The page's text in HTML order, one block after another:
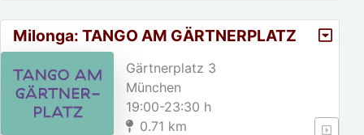
Milonga: TANGO AM GÄRTNERPLATZ
Gärtnerplatz 3
München
19:00-23:30 h
0.71 km